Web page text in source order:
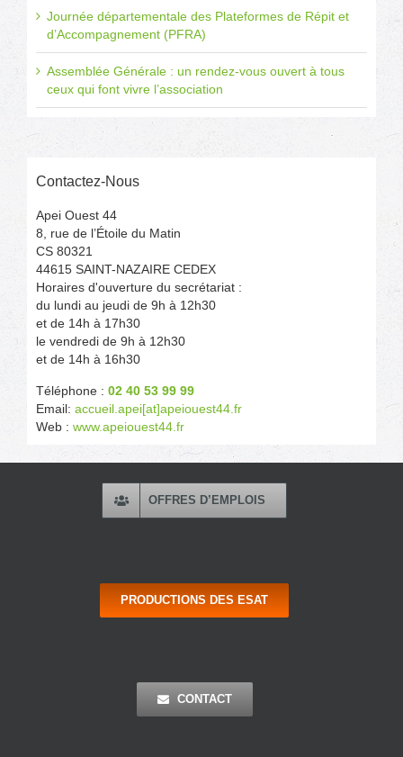
Journée départementale des Plateformes de Répit et
d’Accompagnement (PFRA)
Assemblée Générale : un rendez-vous ouvert à tous
ceux qui font vivre l’association
Contactez-Nous
Apei Ouest 44
8, rue de l’Étoile du Matin
CS 80321
44615 SAINT-NAZAIRE CEDEX
Horaires d'ouverture du secrétariat :
du lundi au jeudi de 9h à 12h30
et de 14h à 17h30
le vendredi de 9h à 12h30
et de 14h à 16h30
Téléphone : 02 40 53 99 99
Email: accueil.apei[at]apeiouest44.fr
Web : www.apeiouest44.fr
OFFRES D’EMPLOIS
PRODUCTIONS DES ESAT
CONTACT